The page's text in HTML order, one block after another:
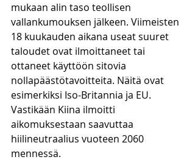
mukaan alin taso teollisen
vallankumouksen jälkeen. Viimeisten
18 kuukauden aikana useat suuret
taloudet ovat ilmoittaneet tai
ottaneet käyttöön sitovia
nollapäästötavoitteita. Näitä ovat
esimerkiksi Iso-Britannia ja EU.
Vastikään Kiina ilmoitti
aikomuksestaan saavuttaa
hiilineutraalius vuoteen 2060
mennessä.